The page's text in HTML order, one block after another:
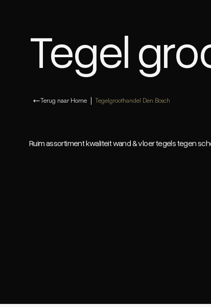
Tegel
Terug naar Home Tegelgroothandel Den Bosch
Ruim assortiment kwaliteit wand & vloer tegels tegen